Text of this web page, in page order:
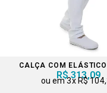
CALÇA COM
R$ 313,09
3x R$